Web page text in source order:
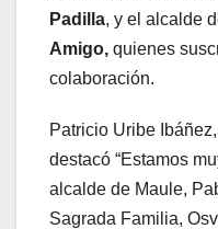
Padilla, y el alcalde
Amigo, quienes
colaboración.
Patricio Uribe
destacó “Estamos
alcalde de Maule,
Sagrada Familia,